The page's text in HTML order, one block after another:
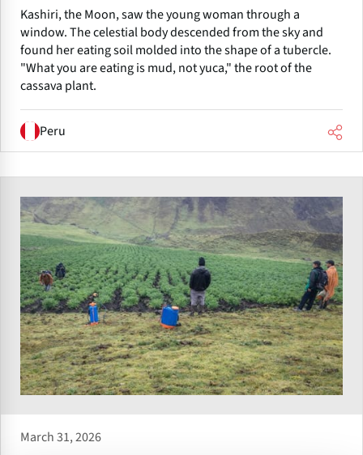
Kashiri, the Moon, saw the young woman through a
window. The celestial body descended from the sky and
found her eating soil molded into the shape of a tubercle.
"What you are eating is mud, not yuca," the root of the
cassava plant.
Peru
March 31, 2026